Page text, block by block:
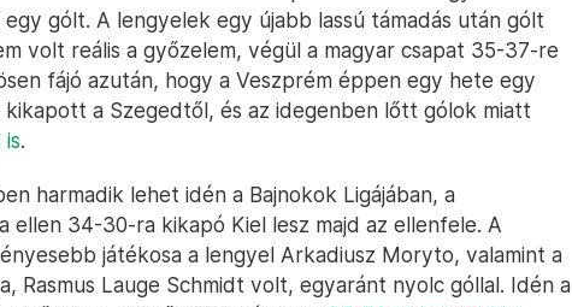
gólt. A lengyelek egy újabb lassú támadás után gólt
volt reális a győzelem, végül a magyar csapat 35-37-re
fájó azután, hogy a Veszprém éppen egy hete egy
kikapott a Szegedtől, és az idegenben lőtt gólok miatt
.
harmadik lehet idén a Bajnokok Ligájában, a
ellen 34-30-ra kikapó Kiel lesz majd az ellenfele. A
játékosa a lengyel Arkadiusz Moryto, valamint a
Rasmus Lauge Schmidt volt, egyaránt nyolc góllal. Idén a